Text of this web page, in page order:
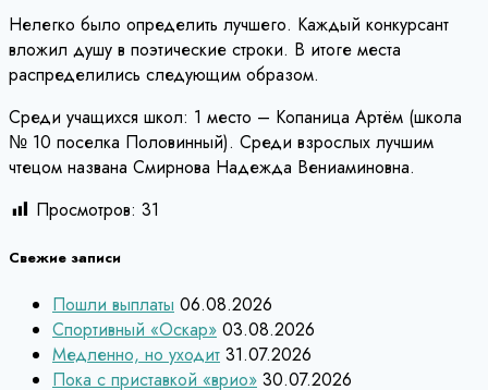
Нелегко было определить лучшего. Каждый конкурсант
вложил душу в поэтические строки. В итоге места
распределились следующим образом.
Среди учащихся школ: 1 место – Копаница Артём (школа
№ 10 поселка Половинный). Среди взрослых лучшим
чтецом названа Смирнова Надежда Вениаминовна.
Просмотров: 31
Свежие записи
Пошли выплаты 06.08.2026
Спортивный «Оскар» 03.08.2026
Медленно, но уходит 31.07.2026
Пока с приставкой «врио» 30.07.2026